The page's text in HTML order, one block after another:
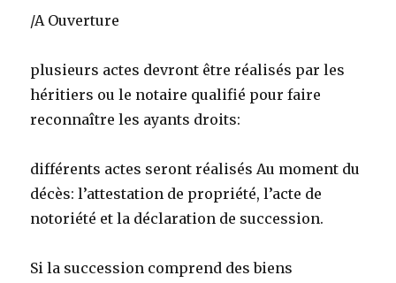
/A Ouverture
plusieurs actes devront être réalisés par les
héritiers ou le notaire qualifié pour faire
reconnaître les ayants droits:
différents actes seront réalisés Au moment du
décès: l’attestation de propriété, l’acte de
notoriété et la déclaration de succession.
Si la succession comprend des biens